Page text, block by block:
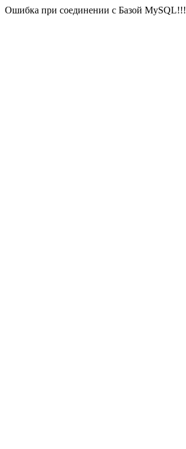
Ошибка при соединении с Базой MySQL!!!